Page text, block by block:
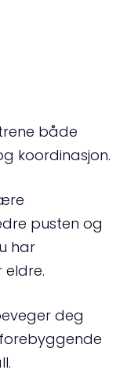
både
koordinasjon.
pusten og
har
eldre.
deg